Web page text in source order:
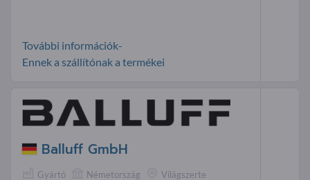
További információk-
Ennek a szállítónak a termékei
Balluff GmbH
Gyártó Németország Világszerte